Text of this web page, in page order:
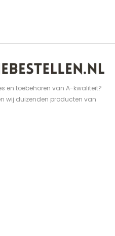
en toebehoren van A-kwaliteit?
wij duizenden producten van